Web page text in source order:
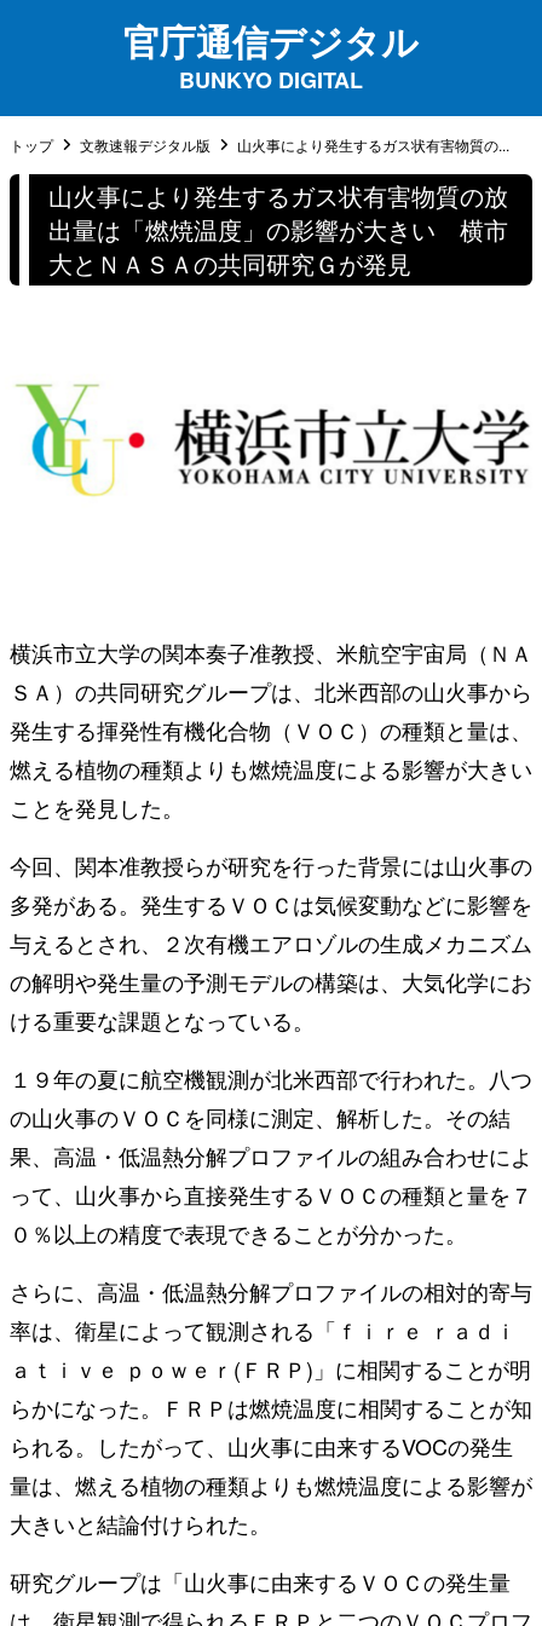
官庁通信デジタル
BUNKYO DIGITAL
トップ 文教速報デジタル版 山火事により発生するガス状有害物質の...
山火事により発生するガス状有害物質の放
出量は「燃焼温度」の影響が大きい 横市
大とＮＡＳＡの共同研究Ｇが発見
横浜市立大学の関本奏子准教授、米航空宇宙局（ＮＡ
ＳＡ）の共同研究グループは、北米西部の山火事から
発生する揮発性有機化合物（ＶＯＣ）の種類と量は、
燃える植物の種類よりも燃焼温度による影響が大きい
ことを発見した。
今回、関本准教授らが研究を行った背景には山火事の
多発がある。発生するＶＯＣは気候変動などに影響を
与えるとされ、２次有機エアロゾルの生成メカニズム
の解明や発生量の予測モデルの構築は、大気化学にお
ける重要な課題となっている。
１９年の夏に航空機観測が北米西部で行われた。八つ
の山火事のＶＯＣを同様に測定、解析した。その結
果、高温・低温熱分解プロファイルの組み合わせによ
って、山火事から直接発生するＶＯＣの種類と量を７
０％以上の精度で表現できることが分かった。
さらに、高温・低温熱分解プロファイルの相対的寄与
率は、衛星によって観測される「ｆｉｒｅ ｒａｄｉ
ａｔｉｖｅ ｐｏｗｅｒ(ＦＲＰ)」に相関することが明
らかになった。ＦＲＰは燃焼温度に相関することが知
られる。したがって、山火事に由来するVOCの発生
量は、燃える植物の種類よりも燃焼温度による影響が
大きいと結論付けられた。
研究グループは「山火事に由来するＶＯＣの発生量